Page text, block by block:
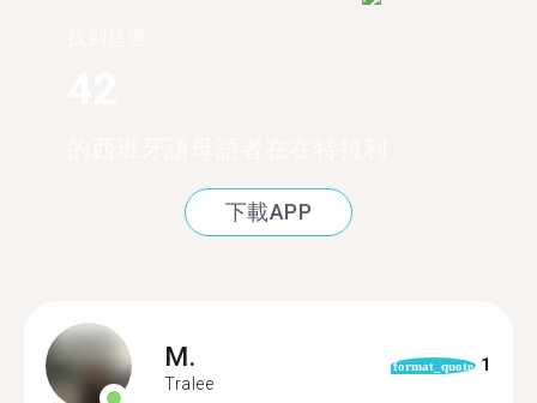
下載APP
M.
Tralee
format_quote 1